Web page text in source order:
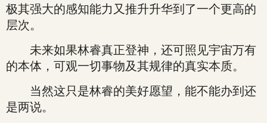
极其强大的感知能力又推升升华到了一个更高的
层次。
未来如果林睿真正登神，还可照见宇宙万有
的本体，可观一切事物及其规律的真实本质。
当然这只是林睿的美好愿望，能不能办到还
是两说。